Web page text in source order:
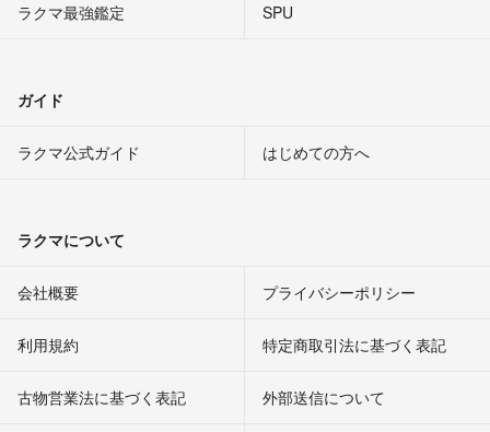
ラクマ最強鑑定
SPU
ガイド
ラクマ公式ガイド はじめての方へ
ラクマについて
会社概要 プライバシーポリシー
利用規約 特定商取引法に基づく表記
古物営業法に基づく表記 外部送信について